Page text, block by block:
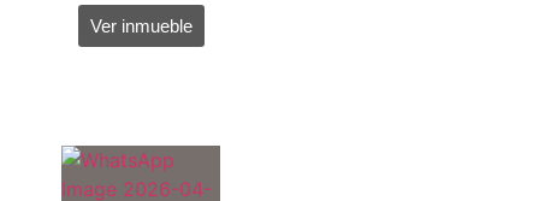
Ver inmueble